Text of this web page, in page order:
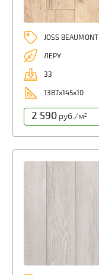
JOSS BEAUMONT
ЛЕРУ
33
1387x145x10
2 590руб./м2